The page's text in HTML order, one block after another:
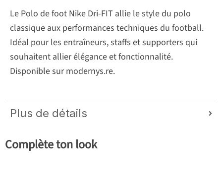
Le Polo de foot Nike Dri-FIT allie le style du polo
classique aux performances techniques du football.
Idéal pour les entraîneurs, staffs et supporters qui
souhaitent allier élégance et fonctionnalité.
Disponible sur modernys.re.
Plus de détails
Complète ton look